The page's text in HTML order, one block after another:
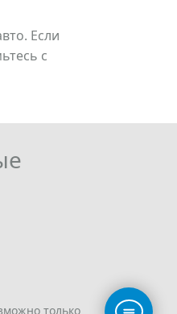
Если
с
только